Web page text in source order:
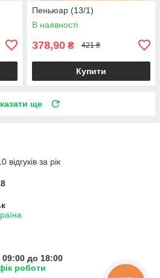
Пеньюар (13/1)
В наявності
378,90 ₴ 421 ₴
Купити
ще
за рік
до 18:00
роботи